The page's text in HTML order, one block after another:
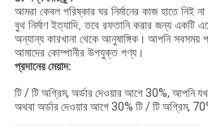
আমরা কেবল পরিষ্কার ঘর নির্মানের কাজ হাতে নিই না
বুথ নির্মাণ ইত্যাদি, তবে রফতানি করার জন্য একটি
অন্যান্য কারখানা থেকে আনুষাঙ্গিক। আপনি সবসময়
আমাদের কোম্পানীর উপযুক্ত পণ্য।
প্রদানের মেয়াদ:
টি / টি অগ্রিম, অর্ডার দেওয়ার আগে 30%, আপনি
অথবা অর্ডার দেওয়ার আগে 30% টি / টি অগ্রিম,